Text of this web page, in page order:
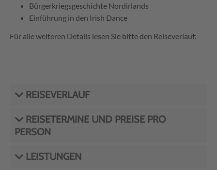
Bürgerkriegsgeschichte Nordirlands
Einführung in den Irish Dance
Für alle weiteren Details lesen Sie bitte den Reiseverlauf:
REISEVERLAUF
REISETERMINE UND PREISE PRO
PERSON
LEISTUNGEN